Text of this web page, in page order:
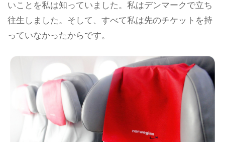
いことを私は知っていました。私はデンマークで立ち
往生しました。そして、すべて私は先のチケットを持
っていなかったからです。